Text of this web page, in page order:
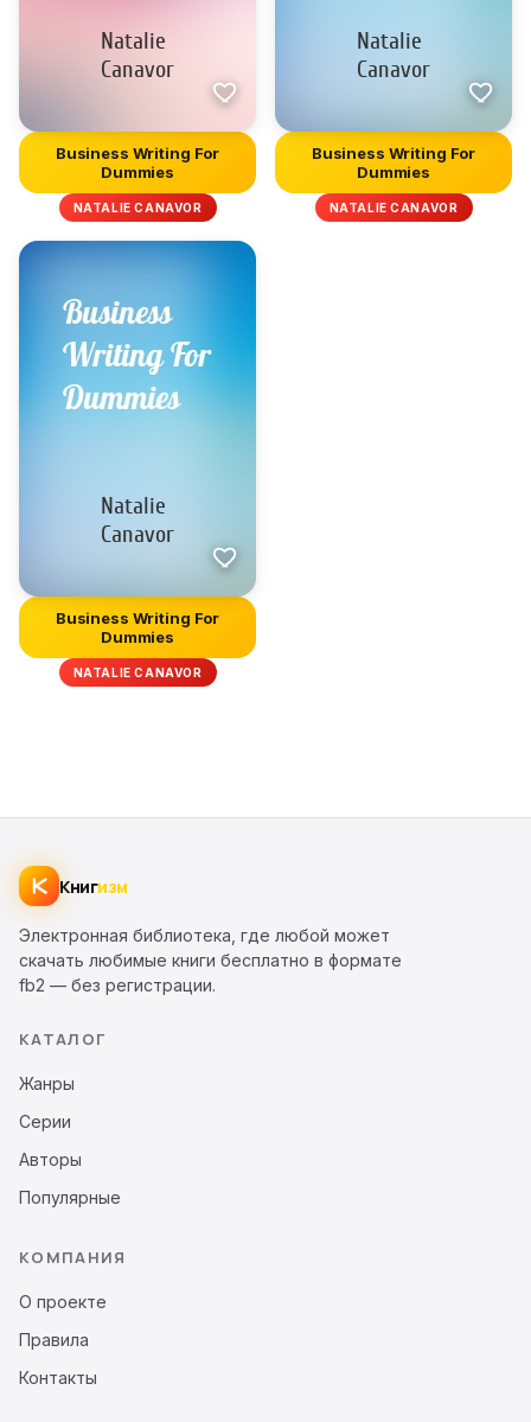
Business Writing For
Dummies
NATALIE CANAVOR
Business Writing For
Dummies
NATALIE CANAVOR
Business Writing For
Dummies
NATALIE CANAVOR
Книгизм
Электронная библиотека, где любой может
скачать любимые книги бесплатно в формате
fb2 — без регистрации.
КАТАЛОГ
Жанры
Серии
Авторы
Популярные
КОМПАНИЯ
О проекте
Правила
Контакты